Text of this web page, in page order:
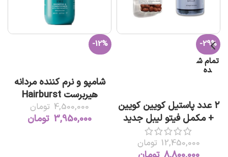
-29%
تمام ش
ده
۲ عدد پاستیل کویین کویین
+ مکمل فیتو لیبل جدید
12,450,000 تومان
-12%
شامپو و نرم کننده مردانه
هیربرست Hairburst
4,500,000 تومان
3,950,000 تومان